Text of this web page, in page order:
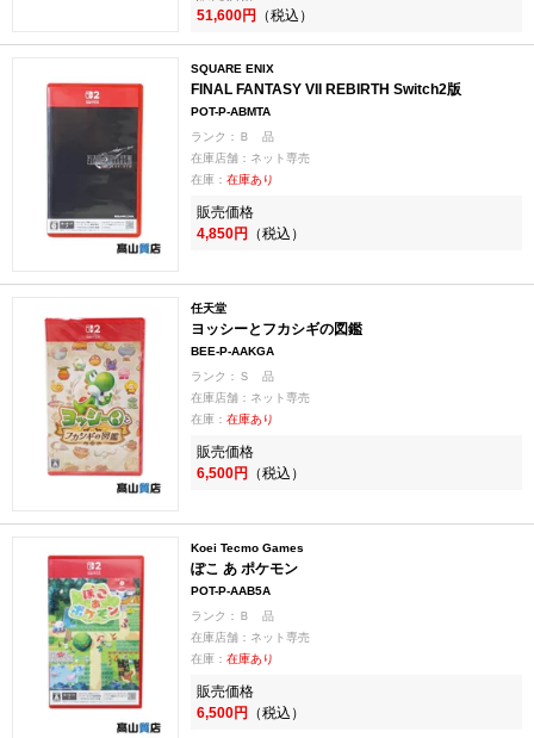
51,600円 （税込）
SQUARE ENIX
FINAL FANTASY VII REBIRTH Switch2版
POT-P-ABMTA
ランク：Ｂ 品
在庫店舗：ネット専売
在庫： 在庫あり
販売価格
4,850円 （税込）
任天堂
ヨッシーとフカシギの図鑑
BEE-P-AAKGA
ランク：Ｓ 品
在庫店舗：ネット専売
在庫： 在庫あり
販売価格
6,500円 （税込）
Koei Tecmo Games
ぽこ あ ポケモン
POT-P-AAB5A
ランク：Ｂ 品
在庫店舗：ネット専売
在庫： 在庫あり
販売価格
6,500円 （税込）